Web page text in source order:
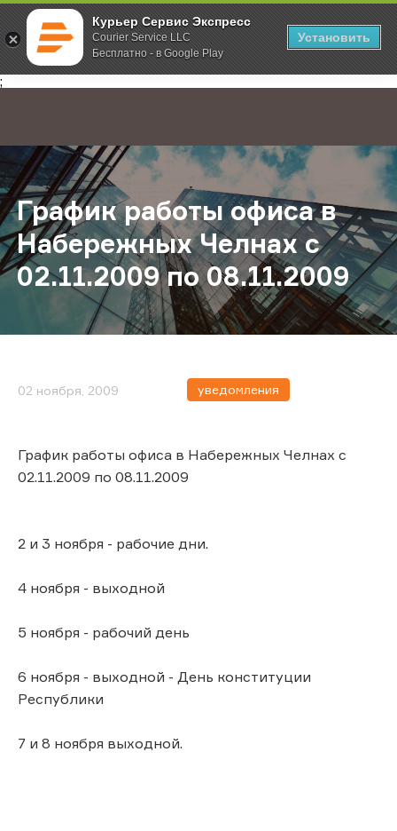
Курьер Сервис Экспресс
Courier Service LLC
Бесплатно - в Google Play
Установить
;
Главная О компании Новости График работы офиса в
График работы офиса в
Набережных Челнах с
02.11.2009 по 08.11.2009
02 ноября, 2009 уведомления
График работы офиса в Набережных Челнах с
02.11.2009 по 08.11.2009
2 и 3 ноября - рабочие дни.
4 ноября - выходной
5 ноября - рабочий день
6 ноября - выходной - День конституции
Республики
7 и 8 ноября выходной.